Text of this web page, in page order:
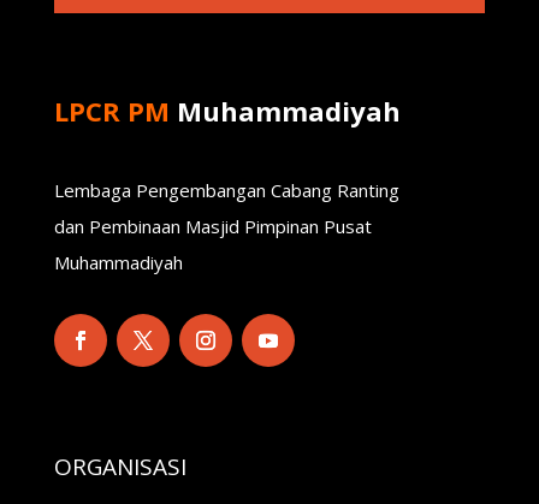
LPCR PM Muhammadiyah
Lembaga Pengembangan Cabang Ranting
dan Pembinaan Masjid Pimpinan Pusat
Muhammadiyah
ORGANISASI